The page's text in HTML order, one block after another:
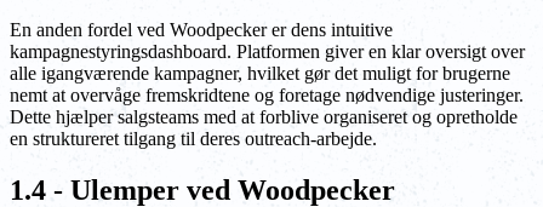
En anden fordel ved Woodpecker er dens intuitive
kampagnestyringsdashboard. Platformen giver en klar oversigt over
alle igangværende kampagner, hvilket gør det muligt for brugerne
nemt at overvåge fremskridtene og foretage nødvendige justeringer.
Dette hjælper salgsteams med at forblive organiseret og opretholde
en struktureret tilgang til deres outreach-arbejde.
1.4 - Ulemper ved Woodpecker